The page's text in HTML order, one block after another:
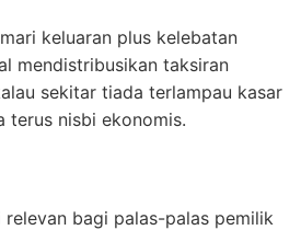
keluaran plus kelebatan
mendistribusikan taksiran
sekitar tiada terlampau kasar
terus nisbi ekonomis.
relevan bagi palas-palas pemilik